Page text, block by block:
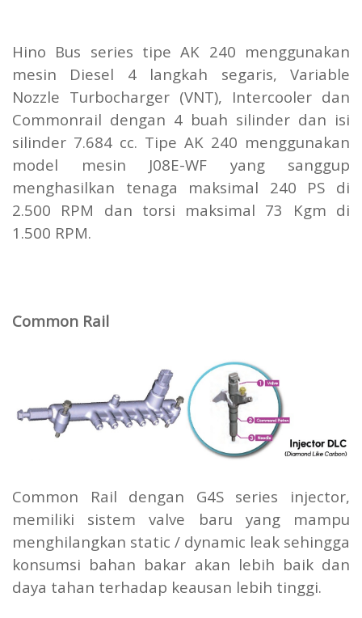
Hino Bus series tipe AK 240 menggunakan
mesin Diesel 4 langkah segaris, Variable
Nozzle Turbocharger (VNT), Intercooler dan
Commonrail dengan 4 buah silinder dan isi
silinder 7.684 cc. Tipe AK 240 menggunakan
model mesin J08E-WF yang sanggup
menghasilkan tenaga maksimal 240 PS di
2.500 RPM dan torsi maksimal 73 Kgm di
1.500 RPM.
Common Rail
Common Rail dengan G4S series injector,
memiliki sistem valve baru yang mampu
menghilangkan static / dynamic leak sehingga
konsumsi bahan bakar akan lebih baik dan
daya tahan terhadap keausan lebih tinggi.